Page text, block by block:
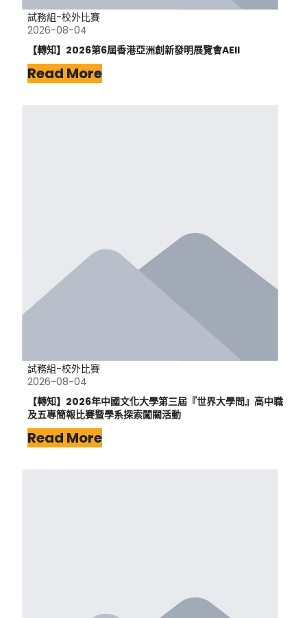
試務組-校外比賽
2026-08-04
【轉知】2026第6屆香港亞洲創新發明展覽會AEII
Read More
試務組-校外比賽
2026-08-04
【轉知】2026年中國文化大學第三屆『世界大學問』高中職
及五專簡報比賽暨學系探索闖關活動
Read More